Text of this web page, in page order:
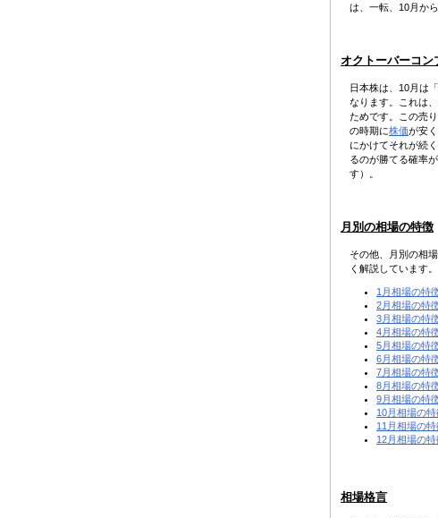
は、一転、10月か
オクトーバーコン
日本株は、10月は
なります。これは
ためです。この売
の時期に株価が安
にかけてそれが続
るのが勝てる確率
す）。
月別の相場の特徴
その他、月別の相
く解説しています。
1月相場の特
2月相場の特
3月相場の特
4月相場の特
5月相場の特
6月相場の特
7月相場の特
8月相場の特
9月相場の特
10月相場の特
11月相場の特
12月相場の特
相場格言